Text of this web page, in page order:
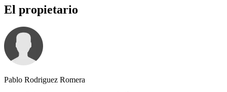
El propietario
Pablo Rodriguez Romera